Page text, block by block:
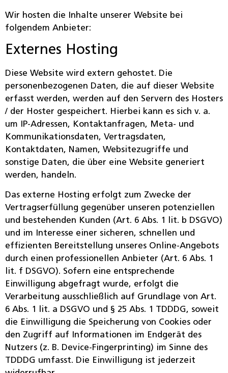
Wir hosten die Inhalte unserer Website bei
folgendem Anbieter:
Externes Hosting
Diese Website wird extern gehostet. Die
personenbezogenen Daten, die auf dieser Website
erfasst werden, werden auf den Servern des Hosters
/ der Hoster gespeichert. Hierbei kann es sich v. a.
um IP-Adressen, Kontaktanfragen, Meta- und
Kommunikationsdaten, Vertragsdaten,
Kontaktdaten, Namen, Websitezugriffe und
sonstige Daten, die über eine Website generiert
werden, handeln.
Das externe Hosting erfolgt zum Zwecke der
Vertragserfüllung gegenüber unseren potenziellen
und bestehenden Kunden (Art. 6 Abs. 1 lit. b DSGVO)
und im Interesse einer sicheren, schnellen und
effizienten Bereitstellung unseres Online-Angebots
durch einen professionellen Anbieter (Art. 6 Abs. 1
lit. f DSGVO). Sofern eine entsprechende
Einwilligung abgefragt wurde, erfolgt die
Verarbeitung ausschließlich auf Grundlage von Art.
6 Abs. 1 lit. a DSGVO und § 25 Abs. 1 TDDDG, soweit
die Einwilligung die Speicherung von Cookies oder
den Zugriff auf Informationen im Endgerät des
Nutzers (z. B. Device-Fingerprinting) im Sinne des
TDDDG umfasst. Die Einwilligung ist jederzeit